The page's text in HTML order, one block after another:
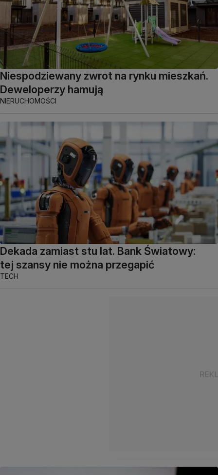
Niespodziewany zwrot na rynku mieszkań.
Deweloperzy hamują
NIERUCHOMOŚCI
Dekada zamiast stu lat. Bank Światowy:
tej szansy nie można przegapić
TECH